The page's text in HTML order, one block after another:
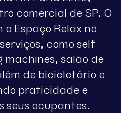
comercial de SP. O
Espaço Relax no
como self
salão de
de bicicletário e
praticidade e
seus ocupantes.